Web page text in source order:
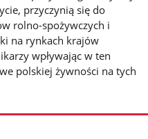
przyczynią się do
rolno-spożywczych i
na rynkach krajów
wpływając w ten
polskiej żywności na tych